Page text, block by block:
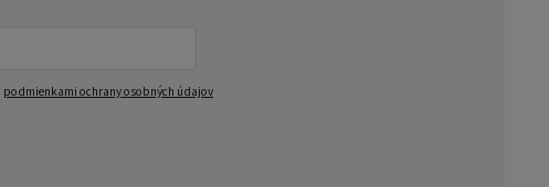
podmienkami ochrany osobných údajov